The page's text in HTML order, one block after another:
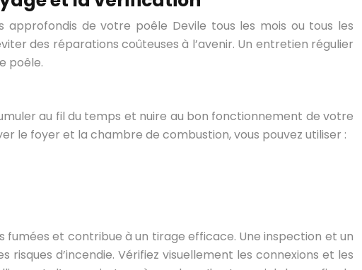
de votre poêle Devile tous les mois ou tous les
des réparations coûteuses à l’avenir. Un entretien régulier
poêle.
au fil du temps et nuire au bon fonctionnement de votre
le foyer et la chambre de combustion, vous pouvez utiliser :
fumées et contribue à un tirage efficace. Une inspection et un
d’incendie. Vérifiez visuellement les connexions et les